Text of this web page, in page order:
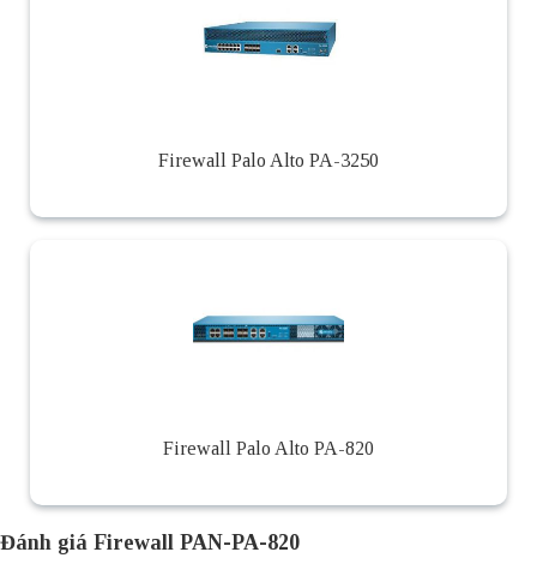
Firewall Palo Alto PA-3250
Firewall Palo Alto PA-820
Đánh giá Firewall PAN-PA-820